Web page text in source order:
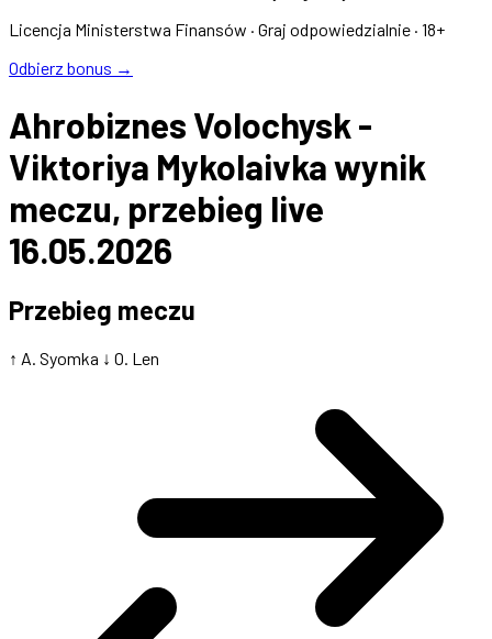
Licencja Ministerstwa Finansów · Graj odpowiedzialnie · 18+
Odbierz bonus →
Ahrobiznes Volochysk -
Viktoriya Mykolaivka wynik
meczu, przebieg live
16.05.2026
Przebieg meczu
↑ A. Syomka ↓ O. Len